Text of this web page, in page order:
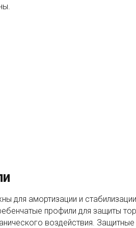
для амортизации и
профили для защиты
воздействия.